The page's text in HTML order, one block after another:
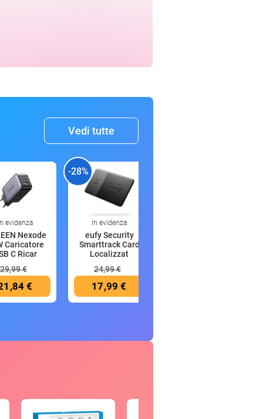
Vedi tutte
evidenza
Nexode
Caricatore
C Ricar
29,99 €
€
-28%
In evidenza
eufy Security
Smarttrack Card
Localizzat
24,99 €
17,99 €